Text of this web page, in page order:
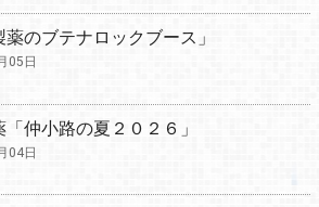
薬のブテナロックブース」
05日
「仲小路の夏２０２６」
04日